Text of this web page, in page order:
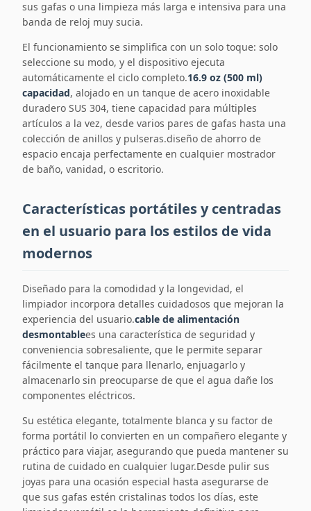
sus gafas o una limpieza más larga e intensiva para una
banda de reloj muy sucia.
El funcionamiento se simplifica con un solo toque: solo
seleccione su modo, y el dispositivo ejecuta
automáticamente el ciclo completo.16.9 oz (500 ml)
capacidad, alojado en un tanque de acero inoxidable
duradero SUS 304, tiene capacidad para múltiples
artículos a la vez, desde varios pares de gafas hasta una
colección de anillos y pulseras.diseño de ahorro de
espacio encaja perfectamente en cualquier mostrador
de baño, vanidad, o escritorio.
Características portátiles y centradas
en el usuario para los estilos de vida
modernos
Diseñado para la comodidad y la longevidad, el
limpiador incorpora detalles cuidadosos que mejoran la
experiencia del usuario.cable de alimentación
desmontablees una característica de seguridad y
conveniencia sobresaliente, que le permite separar
fácilmente el tanque para llenarlo, enjuagarlo y
almacenarlo sin preocuparse de que el agua dañe los
componentes eléctricos.
Su estética elegante, totalmente blanca y su factor de
forma portátil lo convierten en un compañero elegante y
práctico para viajar, asegurando que pueda mantener su
rutina de cuidado en cualquier lugar.Desde pulir sus
joyas para una ocasión especial hasta asegurarse de
que sus gafas estén cristalinas todos los días, este